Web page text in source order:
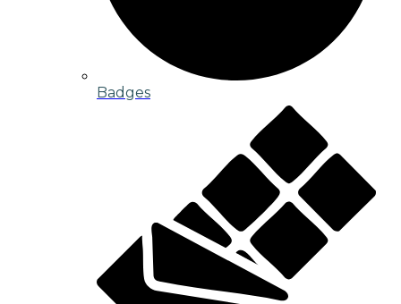
Badges